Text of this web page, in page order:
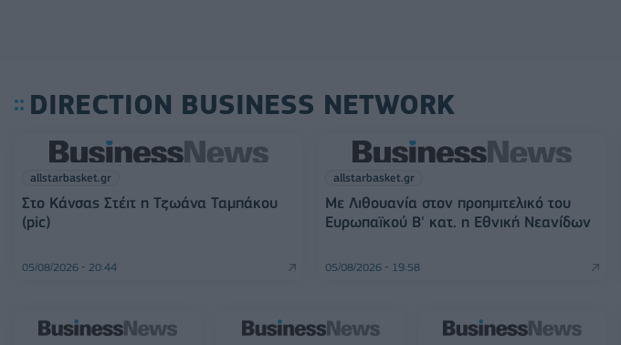
DIRECTION BUSINESS NETWORK
allstarbasket.gr
Στο Κάνσας Στέιτ η Τζωάνα Ταμπάκου
(pic)
05/08/2026 - 20:44
allstarbasket.gr
Με Λιθουανία στον προημιτελικό του
Ευρωπαϊκού Β' κατ. η Εθνική Νεανίδων
05/08/2026 - 19:58